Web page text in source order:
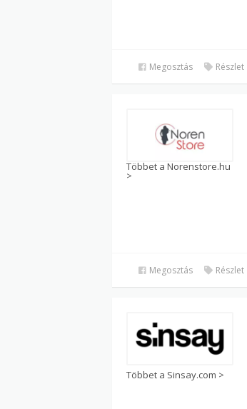
Megosztás Részlet
Többet a Norenstore.hu
>
Megosztás Részlet
Többet a Sinsay.com >